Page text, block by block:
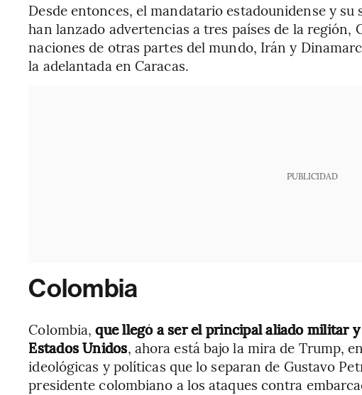
Desde entonces, el mandatario estadounidense y
han lanzado advertencias a tres países de la región,
naciones de otras partes del mundo, Irán y
la adelantada en Caracas.
PUBLICIDAD
Colombia
Colombia,que llegó a ser el principal aliado militar
Estados Unidos, ahora está bajo la mira de Trump,
ideológicas y políticas que lo separan de Gustavo
presidente colombiano a los ataques contra